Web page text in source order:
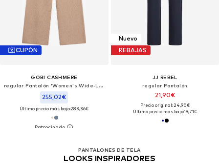
CUPÓN
GOBI CASHMERE
regular Pantalón 'Women's Wide-Leg Ajour Knit Cashmere Pants'
255,02€
Último precio más bajo:283,36€
PANTALONES DE TELA
LOOKS INSPIRADORES
Nuevo
REBAJAS
JJ REBEL
regular Pantalón
21,90€
Precio original: 24,90€
Último precio más bajo:19,71€